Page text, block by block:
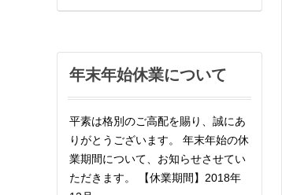
年末年始休業について
平素は格別のご高配を賜り、誠にあ
りがとうございます。 年末年始の休
業期間について、お知らせさせてい
ただきます。 【休業期間】2018年